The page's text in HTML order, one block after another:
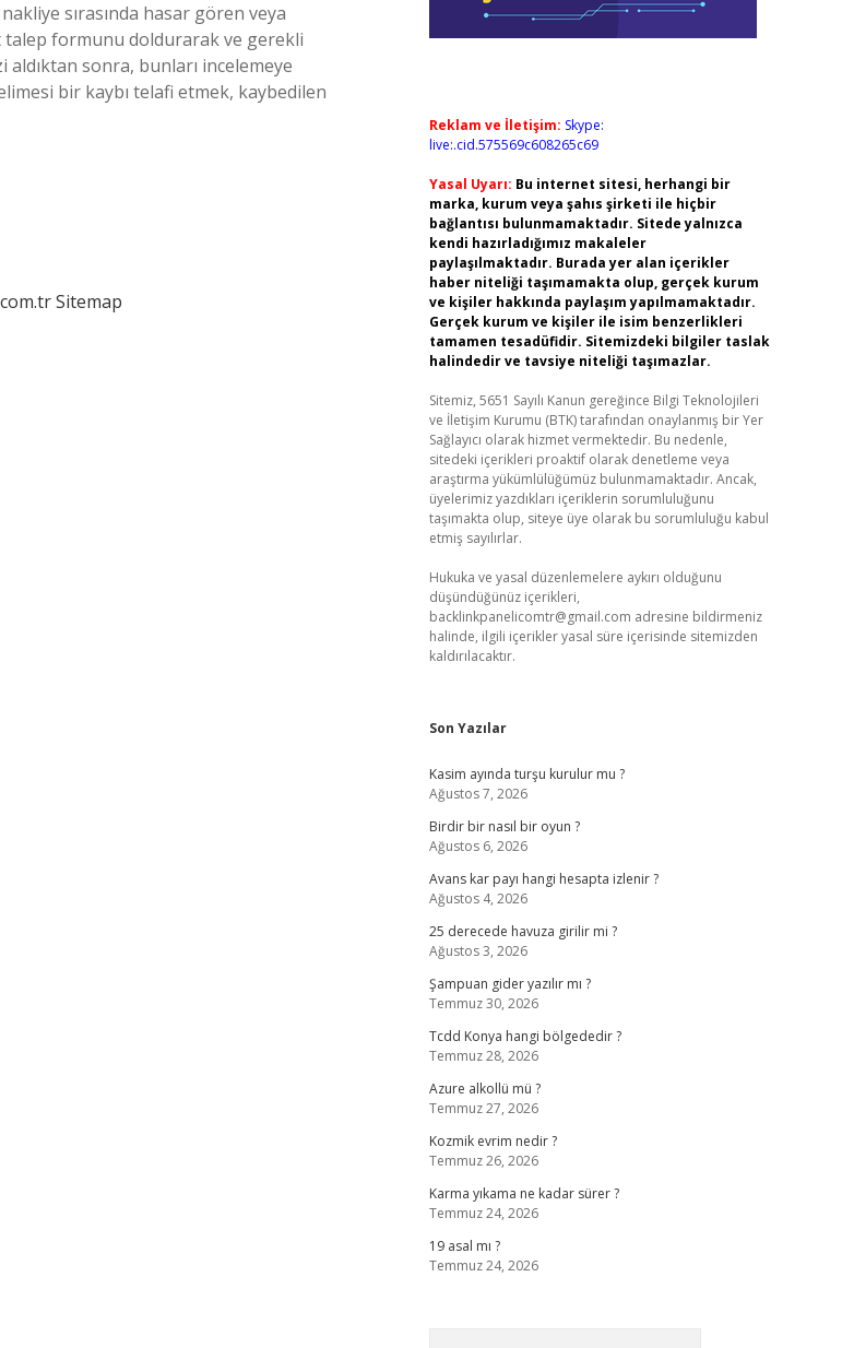
sırasında hasar gören veya
formunu doldurarak ve gerekli
sonra, bunları incelemeye
bir kaybı telafi etmek, kaybedilen
Sitemap
Reklam ve İletişim: Skype:
live:.cid.575569c608265c69
Yasal Uyarı: Bu internet sitesi, herhangi bir
marka, kurum veya şahıs şirketi ile hiçbir
bağlantısı bulunmamaktadır. Sitede yalnızca
kendi hazırladığımız makaleler
paylaşılmaktadır. Burada yer alan içerikler
haber niteliği taşımamakta olup, gerçek kurum
ve kişiler hakkında paylaşım yapılmamaktadır.
Gerçek kurum ve kişiler ile isim benzerlikleri
tamamen tesadüfidir. Sitemizdeki bilgiler taslak
halindedir ve tavsiye niteliği taşımazlar.
Sitemiz, 5651 Sayılı Kanun gereğince Bilgi Teknolojileri
ve İletişim Kurumu (BTK) tarafından onaylanmış bir Yer
Sağlayıcı olarak hizmet vermektedir. Bu nedenle,
sitedeki içerikleri proaktif olarak denetleme veya
araştırma yükümlülüğümüz bulunmamaktadır. Ancak,
üyelerimiz yazdıkları içeriklerin sorumluluğunu
taşımakta olup, siteye üye olarak bu sorumluluğu kabul
etmiş sayılırlar.
Hukuka ve yasal düzenlemelere aykırı olduğunu
düşündüğünüz içerikleri,
backlinkpanelicomtr@gmail.com adresine bildirmeniz
halinde, ilgili içerikler yasal süre içerisinde sitemizden
kaldırılacaktır.
Son Yazılar
Kasim ayında turşu kurulur mu ?
Ağustos 7, 2026
Birdir bir nasıl bir oyun ?
Ağustos 6, 2026
Avans kar payı hangi hesapta izlenir ?
Ağustos 4, 2026
25 derecede havuza girilir mi ?
Ağustos 3, 2026
Şampuan gider yazılır mı ?
Temmuz 30, 2026
Tcdd Konya hangi bölgededir ?
Temmuz 28, 2026
Azure alkollü mü ?
Temmuz 27, 2026
Kozmik evrim nedir ?
Temmuz 26, 2026
Karma yıkama ne kadar sürer ?
Temmuz 24, 2026
19 asal mı ?
Temmuz 24, 2026